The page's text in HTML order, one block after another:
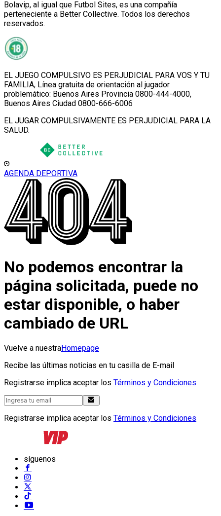
Bolavip, al igual que Futbol Sites, es una compañía
perteneciente a Better Collective. Todos los derechos
reservados.
EL JUEGO COMPULSIVO ES PERJUDICIAL PARA VOS Y TU
FAMILIA, Línea gratuita de orientación al jugador
problemático: Buenos Aires Provincia 0800-444-4000,
Buenos Aires Ciudad 0800-666-6006
EL JUGAR COMPULSIVAMENTE ES PERJUDICIAL PARA LA
SALUD.
AGENDA DEPORTIVA
No podemos encontrar la
página solicitada, puede no
estar disponible, o haber
cambiado de URL
Vuelve a nuestraHomepage
Recibe las últimas noticias en tu casilla de E-mail
Registrarse implica aceptar los Términos y Condiciones
Registrarse implica aceptar los Términos y Condiciones
síguenos